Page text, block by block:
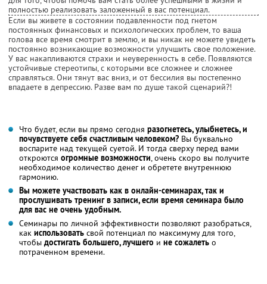
полностью реализовать заложенный в вас потенциал.
Если вы живете в состоянии подавленности под гнетом
постоянных финансовых и психологических проблем, то ваша
голова все время смотрит в землю, и вы никак не можете увидеть
постоянно возникающие возможности улучшить свое положение.
У вас накапливаются страхи и неуверенность в себе. Появляются
устойчивые стереотипы, с которыми все сложнее и сложнее
справляться. Они тянут вас вниз, и от бессилия вы постепенно
впадаете в депрессию. Разве вам по душе такой сценарий?!
Что будет, если вы прямо сегодня разогнетесь, улыбнетесь, и
почувствуете себя счастливым человеком? Вы буквально
воспарите над текущей суетой. И тогда сверху перед вами
откроются огромные возможности, очень скоро вы получите
необходимое количество денег и обретете внутреннюю
гармонию.
Вы можете участвовать как в онлайн-семинарах, так и
прослушивать тренинг в записи, если время семинара было
для вас не очень удобным.
Семинары по личной эффективности позволяют разобраться,
как использовать свой потенциал по максимуму для того,
чтобы достигать большего, лучшего и не сожалеть о
потраченном времени.